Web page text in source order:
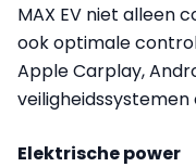
MAX EV niet alleen
ook optimale
Apple Carplay,
veiligheidssystemen
Elektrische power